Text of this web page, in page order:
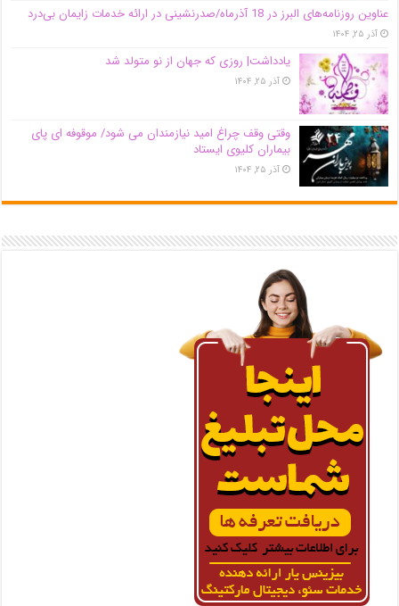
عناوین روزنامه‌های البرز در ‌18 آذرماه/صدرنشینی در ارائه خدمات زایمان بی‌درد
آذر ۲۵, ۱۴۰۴
یادداشت| روزی که جهان از نو متولد شد
آذر ۲۵, ۱۴۰۴
وقتی وقف چراغ امید نیازمندان می شود/ موقوفه ای پای
بیماران کلیوی ایستاد
آذر ۲۵, ۱۴۰۴